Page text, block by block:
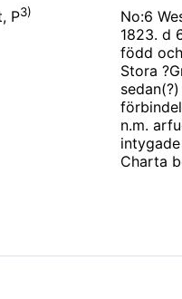
P3)
No:6
1823. d
född
Stora
n.m.
Charta